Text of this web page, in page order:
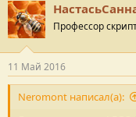
Профессор
11 Май 2016
Neromont написал(а):